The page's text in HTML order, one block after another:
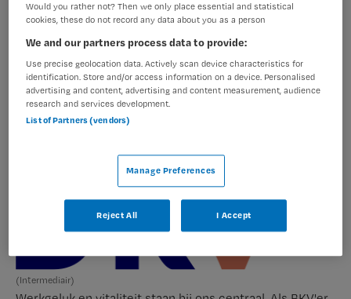
Vacature niet beschikbaar
Deze vacature Verpleegkundige niet aan bed bij BKV is
niet meer actueel. Hieronder staan enkele vergelijkbare
vacatures die voor u wellicht interessant zijn.
(Intermediair)
Would you rather not? Then we only place essential and statistical
cookies, these do not record any data about you as a person
We and our partners process data to provide:
Use precise geolocation data. Actively scan device characteristics for
identification. Store and/or access information on a device. Personalised
advertising and content, advertising and content measurement, audience
research and services development.
List of Partners (vendors)
Manage Preferences
Reject All I Accept